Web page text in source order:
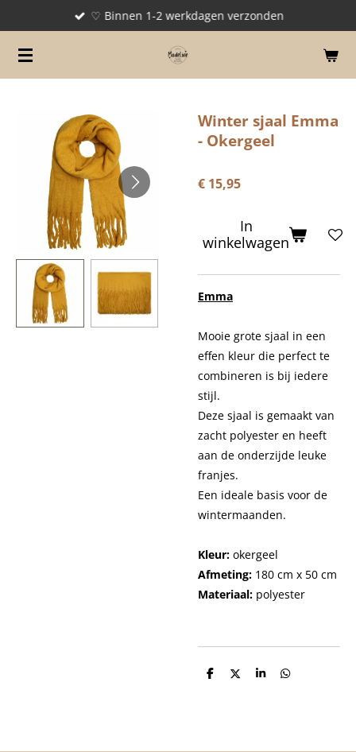
naar
de
♡ Binnen 1-2 werkdagen verzonden
Winter sjaal Emma
- Okergeel
€ 15,95
In
winkelwagen
Emma
Mooie grote sjaal in een
effen kleur die perfect te
combineren is bij iedere
stijl.
Deze sjaal is gemaakt van
zacht polyester en heeft
aan de onderzijde leuke
franjes.
Een ideale basis voor de
wintermaanden.
Kleur: okergeel
Afmeting: 180 cm x 50 cm
Materiaal: polyester
D
D
S
D